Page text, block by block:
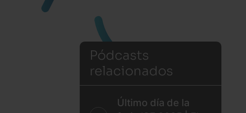
Pódcasts
relacionados
Último día de la